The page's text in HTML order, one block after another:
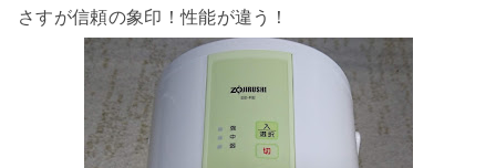
さすが信頼の象印！性能が違う！